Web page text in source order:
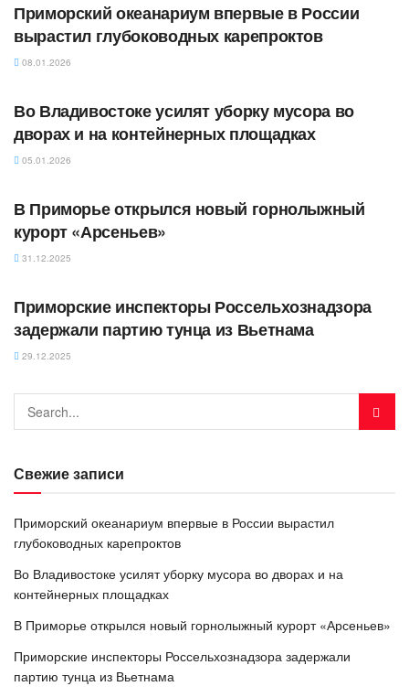
Приморский океанариум впервые в России
вырастил глубоководных карепроктов
08.01.2026
Во Владивостоке усилят уборку мусора во
дворах и на контейнерных площадках
05.01.2026
В Приморье открылся новый горнолыжный
курорт «Арсеньев»
31.12.2025
Приморские инспекторы Россельхознадзора
задержали партию тунца из Вьетнама
29.12.2025
Свежие записи
Приморский океанариум впервые в России вырастил
глубоководных карепроктов
Во Владивостоке усилят уборку мусора во дворах и на
контейнерных площадках
В Приморье открылся новый горнолыжный курорт «Арсеньев»
Приморские инспекторы Россельхознадзора задержали
партию тунца из Вьетнама